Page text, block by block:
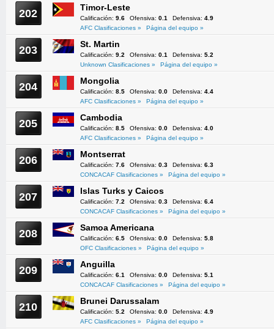
202 Timor-Leste
Calificación: 9.6 Ofensiva: 0.1 Defensiva: 4.9
AFC Clasificaciones »
Página del equipo »
203 St. Martin
Calificación: 9.2 Ofensiva: 0.1 Defensiva: 5.2
Unknown Clasificaciones »
Página del equipo »
204 Mongolia
Calificación: 8.5 Ofensiva: 0.0 Defensiva: 4.4
AFC Clasificaciones »
Página del equipo »
205 Cambodia
Calificación: 8.5 Ofensiva: 0.0 Defensiva: 4.0
AFC Clasificaciones »
Página del equipo »
206 Montserrat
Calificación: 7.6 Ofensiva: 0.3 Defensiva: 6.3
CONCACAF Clasificaciones »
Página del equipo »
207 Islas Turks y Caicos
Calificación: 7.2 Ofensiva: 0.3 Defensiva: 6.4
CONCACAF Clasificaciones »
Página del equipo »
208 Samoa Americana
Calificación: 6.5 Ofensiva: 0.0 Defensiva: 5.8
OFC Clasificaciones »
Página del equipo »
209 Anguilla
Calificación: 6.1 Ofensiva: 0.0 Defensiva: 5.1
CONCACAF Clasificaciones »
Página del equipo »
210 Brunei Darussalam
Calificación: 5.2 Ofensiva: 0.0 Defensiva: 4.9
AFC Clasificaciones »
Página del equipo »